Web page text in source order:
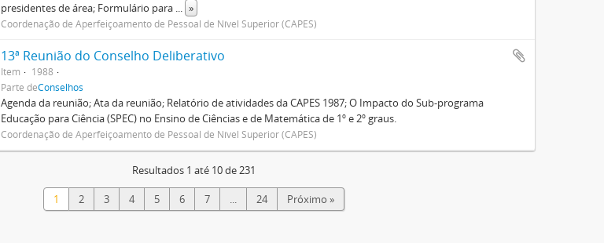
presidentes de área; Formulário para ... »
Coordenação de Aperfeiçoamento de Pessoal de Nível Superior (CAPES)
13ª Reunião do Conselho Deliberativo
Item
1988
Parte deConselhos
Agenda da reunião; Ata da reunião; Relatório de atividades da CAPES 1987; O Impacto do Sub-programa
Educação para Ciência (SPEC) no Ensino de Ciências e de Matemática de 1º e 2º graus.
Coordenação de Aperfeiçoamento de Pessoal de Nível Superior (CAPES)
Resultados 1 até 10 de 231
1 2 3 4 5 6 7 ... 24 Próximo »